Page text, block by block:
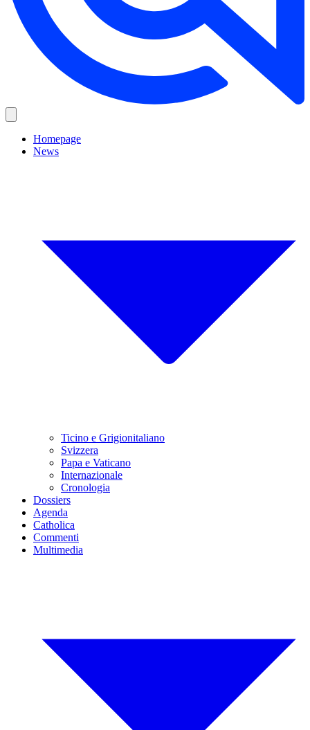
Homepage
News
Ticino e Grigionitaliano
Svizzera
Papa e Vaticano
Internazionale
Cronologia
Dossiers
Agenda
Catholica
Commenti
Multimedia